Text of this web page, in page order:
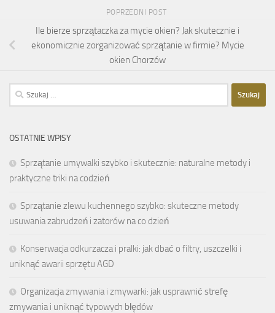
POPRZEDNI POST
Ile bierze sprzątaczka za mycie okien? Jak skutecznie i
ekonomicznie zorganizować sprzątanie w firmie? Mycie
okien Chorzów
Szukaj:
OSTATNIE WPISY
Sprzątanie umywalki szybko i skutecznie: naturalne metody i
praktyczne triki na codzień
Sprzątanie zlewu kuchennego szybko: skuteczne metody
usuwania zabrudzeń i zatorów na co dzień
Konserwacja odkurzacza i pralki: jak dbać o filtry, uszczelki i
uniknąć awarii sprzętu AGD
Organizacja zmywania i zmywarki: jak usprawnić strefę
zmywania i uniknąć typowych błędów